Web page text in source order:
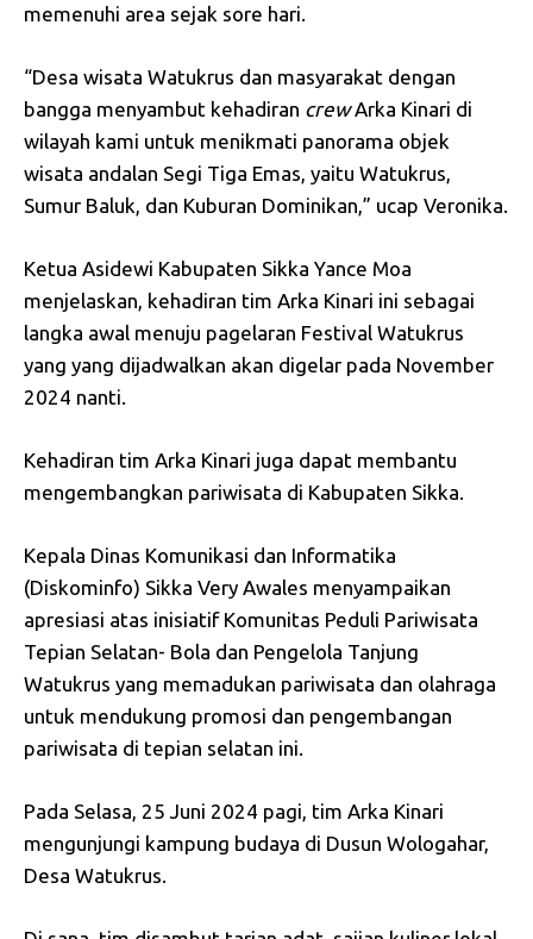
memenuhi area sejak sore hari.
“Desa wisata Watukrus dan masyarakat dengan
bangga menyambut kehadiran crewArka Kinari di
wilayah kami untuk menikmati panorama objek
wisata andalan Segi Tiga Emas, yaitu Watukrus,
Sumur Baluk, dan Kuburan Dominikan,” ucap Veronika.
Ketua Asidewi Kabupaten Sikka Yance Moa
menjelaskan, kehadiran tim Arka Kinari ini sebagai
langka awal menuju pagelaran Festival Watukrus
yang yang dijadwalkan akan digelar pada November
2024 nanti.
Kehadiran tim Arka Kinari juga dapat membantu
mengembangkan pariwisata di Kabupaten Sikka.
Kepala Dinas Komunikasi dan Informatika
(Diskominfo) Sikka Very Awales menyampaikan
apresiasi atas inisiatif Komunitas Peduli Pariwisata
Tepian Selatan- Bola dan Pengelola Tanjung
Watukrus yang memadukan pariwisata dan olahraga
untuk mendukung promosi dan pengembangan
pariwisata di tepian selatan ini.
Pada Selasa, 25 Juni 2024 pagi, tim Arka Kinari
mengunjungi kampung budaya di Dusun Wologahar,
Desa Watukrus.